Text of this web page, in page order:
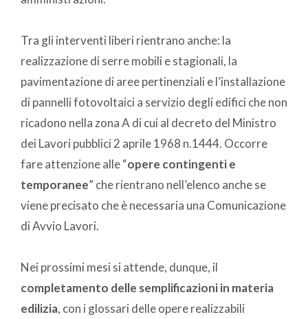
Tra gli interventi liberi rientrano anche: la
realizzazione di serre mobili e stagionali, la
pavimentazione di aree pertinenziali e l’installazione
di pannelli fotovoltaici a servizio degli edifici che non
ricadono nella zona A di cui al decreto del Ministro
dei Lavori pubblici 2 aprile 1968 n.1444. Occorre
fare attenzione alle “opere contingenti e
temporanee” che rientrano nell’elenco anche se
viene precisato che è necessaria una Comunicazione
di Avvio Lavori.
Nei prossimi mesi si attende, dunque, il
completamento delle semplificazioni in materia
edilizia, con i glossari delle opere realizzabili